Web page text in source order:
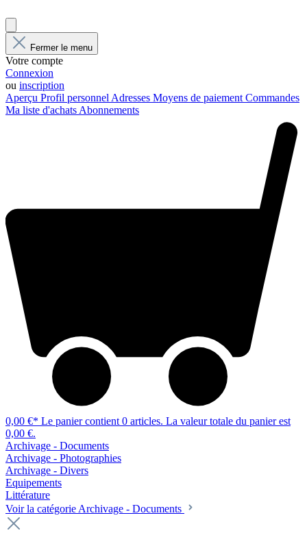
Fermer le menu
Votre compte
Connexion
ou inscription
Aperçu Profil personnel Adresses Moyens de paiement Commandes
Ma liste d'achats Abonnements
0,00 €* Le panier contient 0 articles. La valeur totale du panier est
0,00 €.
Archivage - Documents
Archivage - Photographies
Archivage - Divers
Equipements
Littérature
Voir la catégorie Archivage - Documents